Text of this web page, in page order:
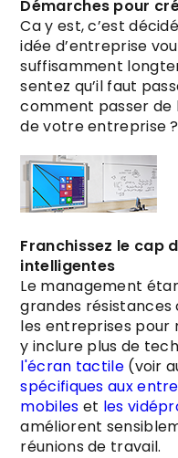
Démarches pour
Ca y est, c’est
idée d’entreprise
suffisamment
sentez qu’il faut
comment passer de
de votre entreprise
Franchissez le cap
intelligentes
Le management
grandes
les entreprises pour
y inclure plus de
l'écran tactile(voir
spécifiques aux
mobiles et les
améliorent
réunions de travail.